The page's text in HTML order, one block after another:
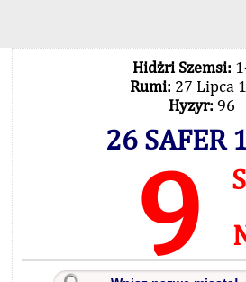
Hidżri Szemsi:
Rumi: 27 Lipca
Hyzyr: 96
26 SAFER
9